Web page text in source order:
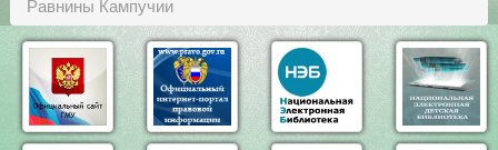
Равнины Кампучии